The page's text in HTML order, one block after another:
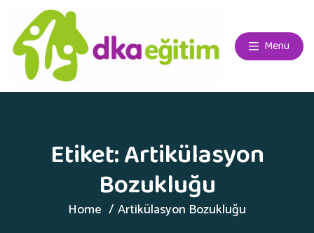
Menu
Etiket:Artikülasyon
Bozukluğu
Home Artikülasyon Bozukluğu